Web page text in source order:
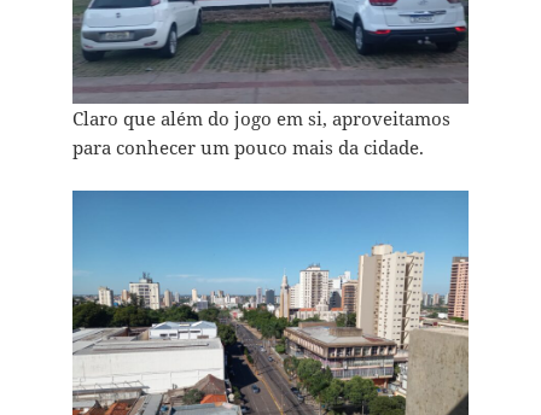
Claro que além do jogo em si, aproveitamos
para conhecer um pouco mais da cidade.